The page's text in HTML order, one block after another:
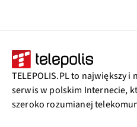
TELEPOLIS.PL to największy
serwis w polskim Internecie,
szeroko rozumianej